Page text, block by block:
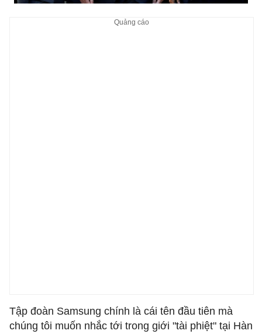
Tập đoàn Samsung chính là cái tên đầu tiên mà
chúng tôi muốn nhắc tới trong giới "tài phiệt" tại Hàn